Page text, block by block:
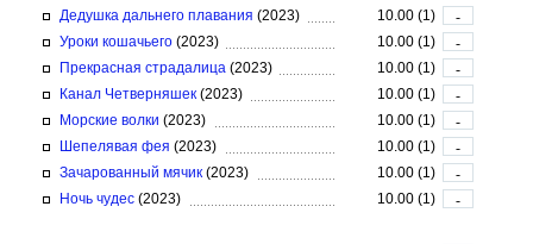
Дедушка дальнего плавания (2023) 10.00 (1)
-
Уроки кошачьего (2023) 10.00 (1)
-
Прекрасная страдалица (2023) 10.00 (1)
-
Канал Четверняшек (2023) 10.00 (1)
-
Морские волки (2023) 10.00 (1)
-
Шепелявая фея (2023) 10.00 (1)
-
Зачарованный мячик (2023) 10.00 (1)
-
Ночь чудес (2023) 10.00 (1) -